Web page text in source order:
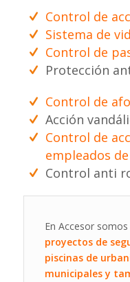
Control de
Sistema de
Control de
Protección
Control de
Acción
Control de
empleados
Control anti
En Accesor somos
proyectos de
piscinas de
municipales y